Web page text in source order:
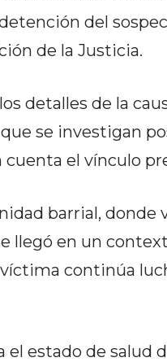
del
de la Justicia.
detalles de la
se investigan
el vínculo
barrial, donde
llegó en un
continúa
el estado de salud